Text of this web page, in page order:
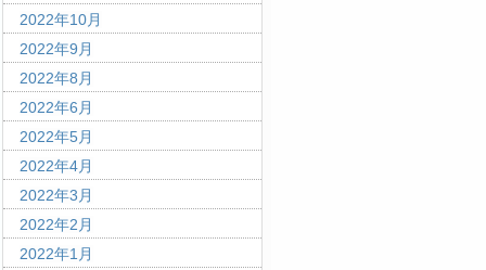
2022年10月
2022年9月
2022年8月
2022年6月
2022年5月
2022年4月
2022年3月
2022年2月
2022年1月